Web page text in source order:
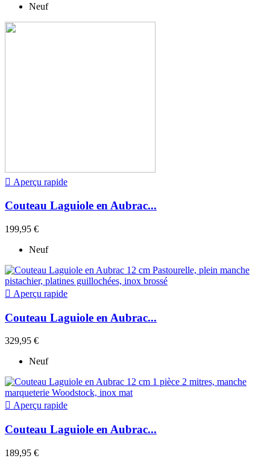
Neuf
 Aperçu rapide
Couteau Laguiole en Aubrac...
199,95 €
Neuf
 Aperçu rapide
Couteau Laguiole en Aubrac...
329,95 €
Neuf
 Aperçu rapide
Couteau Laguiole en Aubrac...
189,95 €